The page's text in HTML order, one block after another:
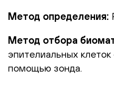
Метод определения:
Метод отбора
эпителиальных
помощью зонда.